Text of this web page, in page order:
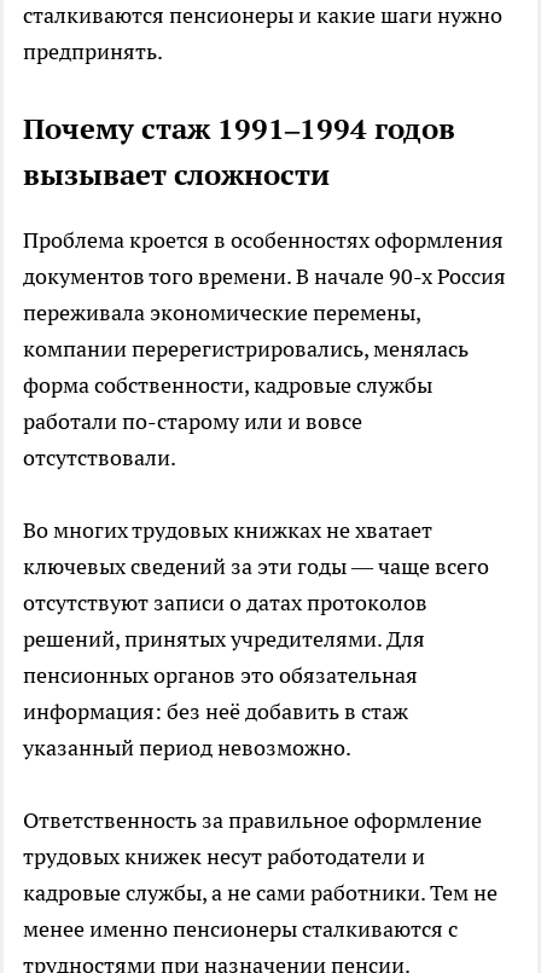
сталкиваются пенсионеры и какие шаги нужно
предпринять.
Почему стаж 1991–1994 годов
вызывает сложности
Проблема кроется в особенностях оформления
документов того времени. В начале 90-х Россия
переживала экономические перемены,
компании перерегистрировались, менялась
форма собственности, кадровые службы
работали по-старому или и вовсе
отсутствовали.
Во многих трудовых книжках не хватает
ключевых сведений за эти годы — чаще всего
отсутствуют записи о датах протоколов
решений, принятых учредителями. Для
пенсионных органов это обязательная
информация: без неё добавить в стаж
указанный период невозможно.
Ответственность за правильное оформление
трудовых книжек несут работодатели и
кадровые службы, а не сами работники. Тем не
менее именно пенсионеры сталкиваются с
трудностями при назначении пенсии.